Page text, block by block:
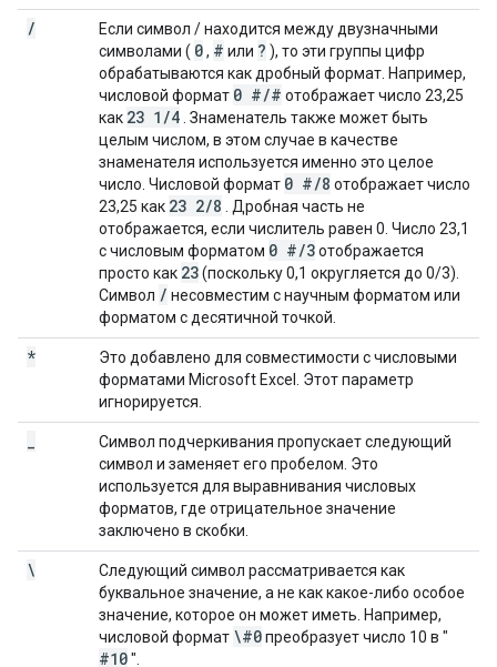
/
Если символ / находится между двузначными
символами ( 0, # или ? ), то эти группы цифр
обрабатываются как дробный формат. Например,
числовой формат 0 #/# отображает число 23,25
как 23 1 /4 . Знаменатель также может быть
целым числом, в этом случае в качестве
знаменателя используется именно это целое
число. Числовой формат 0 #/8 отображает число
23,25 как 23 2/8 . Дробная часть не
отображается, если числитель равен 0. Число 23,1
с числовым форматом 0 #/3отображается
просто как 23(поскольку 0,1 округляется до 0/3).
Символ / несовместим с научным форматом или
форматом с десятичной точкой.
*
Это добавлено для совместимости с числовыми
форматами Microsoft Excel. Этот параметр
игнорируется.
Символ подчеркивания пропускает следующий
символ и заменяет его пробелом. Это
используется для выравнивания числовых
форматов, где отрицательное значение
заключено в скобки.
\
Следующий символ рассматривается как
буквальное значение, а не как какое-либо особое
значение, которое он может иметь. Например,
числовой формат \#0преобразует число 10 в "
#10".